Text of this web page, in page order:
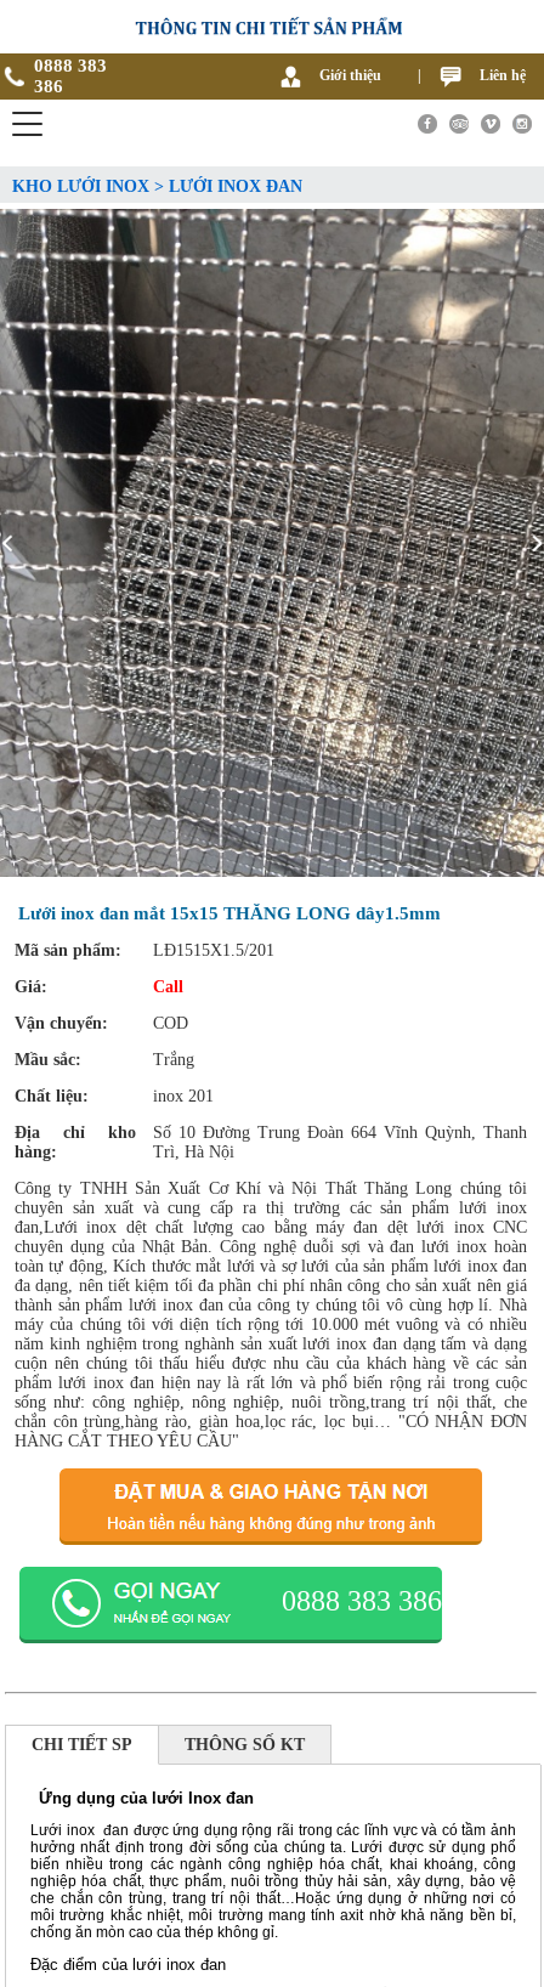
0888 383
386
Giới thiệu Liên hệ
KHO LƯỚI INOX > LƯỚI INOX ĐAN
Lưới inox đan mắt 15x15 THĂNG LONG dây1.5mm
Mã sản phẩm:
LĐ1515X1.5/201
Giá:
Call
Vận chuyển:
COD
Mầu sắc:
Trắng
Chất liệu:
inox 201
Địa chỉ kho
hàng:
Số 10 Đường Trung Đoàn 664 Vĩnh Quỳnh, Thanh
Trì, Hà Nội
Công ty TNHH Sản Xuất Cơ Khí và Nội Thất Thăng Long chúng tôi
chuyên sản xuất và cung cấp ra thị trường các sản phẩm lưới inox
đan,Lưới inox dệt chất lượng cao bằng máy đan dệt lưới inox CNC
chuyên dụng của Nhật Bản. Công nghệ duỗi sợi và đan lưới inox hoàn
toàn tự động, Kích thước mắt lưới và sợ lưới của sản phẩm lưới inox đan
đa dạng, nên tiết kiệm tối đa phần chi phí nhân công cho sản xuất nên giá
thành sản phẩm lưới inox đan của công ty chúng tôi vô cùng hợp lí. Nhà
máy của chúng tôi với diện tích rộng tới 10.000 mét vuông và có nhiều
năm kinh nghiệm trong nghành sản xuất lưới inox đan dạng tấm và dạng
cuộn nên chúng tôi thấu hiểu được nhu cầu của khách hàng về các sản
phẩm lưới inox đan hiện nay là rất lớn và phổ biến rộng rải trong cuộc
sống như: công nghiệp, nông nghiệp, nuôi trồng,trang trí nội thất, che
chắn côn trùng,hàng rào, giàn hoa,lọc rác, lọc bụi… "CÓ NHẬN ĐƠN
HÀNG CẮT THEO YÊU CẦU"
0888 383 386
CHI TIẾT SP THÔNG SỐ KT
Ứng dụng của lưới Inox đan
Lưới inox đan được ứng dụng rộng rãi trong các lĩnh vực và có tầm ảnh
hưởng nhất định trong đời sống của chúng ta. Lưới được sử dụng phổ
biến nhiều trong các ngành công nghiệp hóa chất, khai khoáng, công
nghiệp hóa chất, thực phẩm, nuôi trồng thủy hải sản, xây dựng, bảo vệ
che chắn côn trùng, trang trí nội thất…Hoặc ứng dụng ở những nơi có
môi trường khắc nhiệt, môi trường mang tính axit nhờ khả năng bền bỉ,
chống ăn mòn cao của thép không gỉ.
Đặc điểm của lưới inox đan